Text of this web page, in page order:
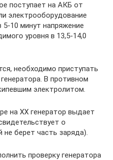
поступает на АКБ от
электрооборудование
10 минут напряжение
уровня в 13,5-14,0
необходимо приступать
В противном
электролитом.
на ХХ генератор выдает
о
берет часть заряда).
проверку генератора